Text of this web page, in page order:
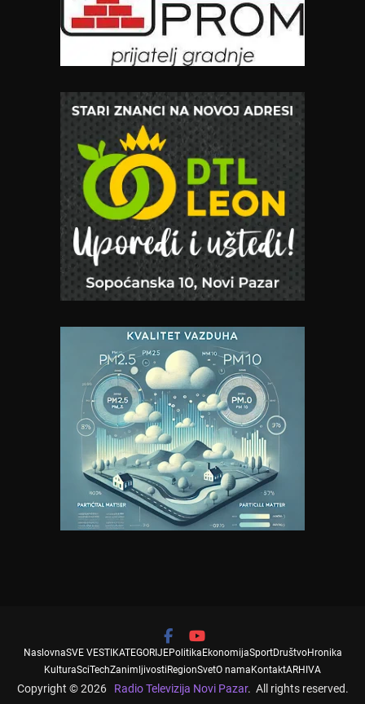
NaslovnaSVE VESTI KATEGORIJEPolitika EkonomijaSportDruštvoHronika
KulturaSciTechZanimljivosti RegionSvetO nama KontaktARHIVA
Copyright © 2026 Radio Televizija Novi Pazar. All rights reserved.